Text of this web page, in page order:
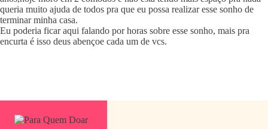
queria muito ajuda de todos pra que eu possa realizar esse sonho de
terminar minha casa.
Eu poderia ficar aqui falando por horas sobre esse sonho, mais pra
encurta é isso deus abençoe cada um de vcs.